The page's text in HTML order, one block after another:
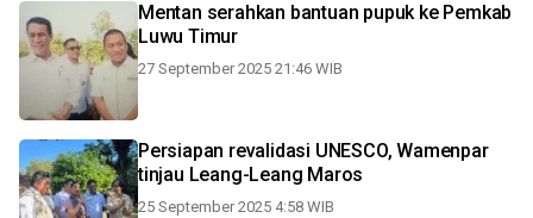
Mentan serahkan bantuan pupuk ke Pemkab
Luwu Timur
27 September 2025 21:46 WIB
Persiapan revalidasi UNESCO, Wamenpar
tinjau Leang-Leang Maros
25 September 2025 4:58 WIB